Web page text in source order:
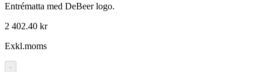
Entrématta med DeBeer logo.
2 402.40 kr
Exkl.moms
-